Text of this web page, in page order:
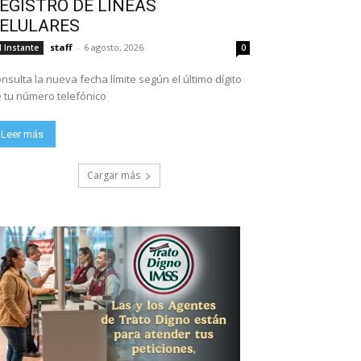
DE LÍNEAS
Instante staff - 6 agosto, 2026 0
la nueva fecha límite según el último dígito
tu número telefónico
Leer más
Cargar más